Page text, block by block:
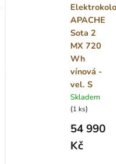
Elektrokolo
APACHE
Sota 2
MX 720
Wh
vínová -
vel. S
Skladem
(1 ks)
54 990
Kč